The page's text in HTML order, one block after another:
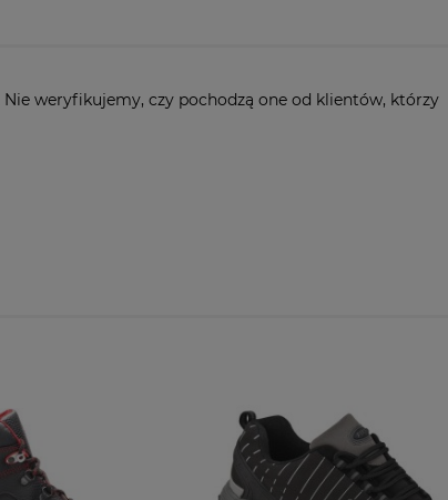
weryfikujemy, czy pochodzą one od klientów, którzy